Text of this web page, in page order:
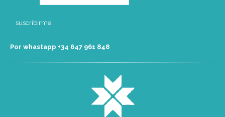
Por whastapp +34 ‭647 961 848‬